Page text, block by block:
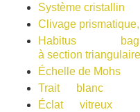
Système
Clivage
Habitus
à section
Échelle de
Trait blanc
Éclat vitreux